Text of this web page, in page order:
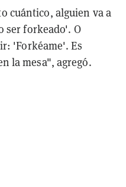
cuántico, alguien va a
ser forkeado'. O
'Forkéame'. Es
la mesa", agregó.